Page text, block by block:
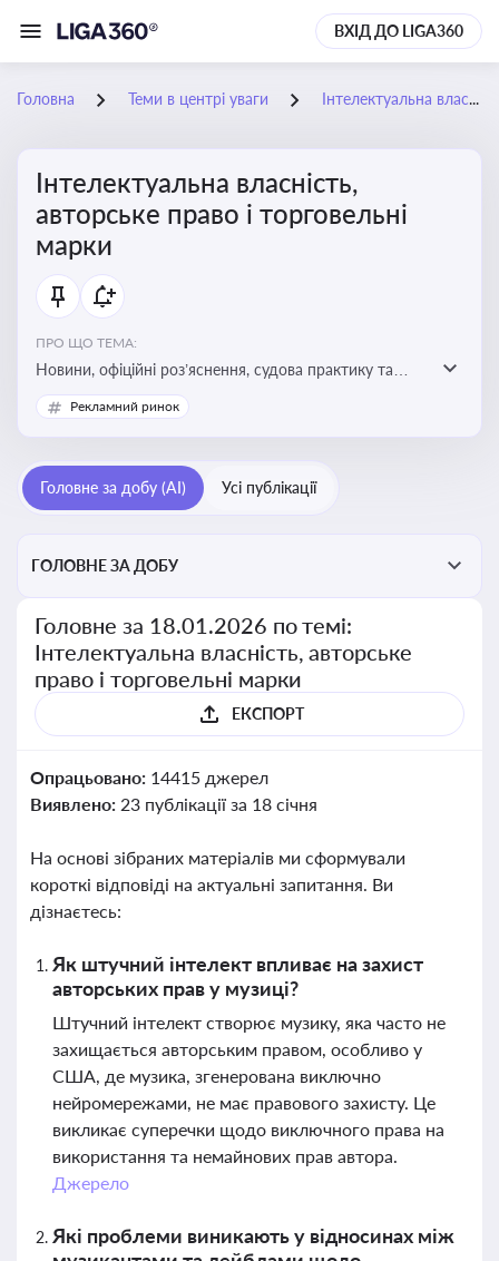
ВХІД ДО LIGA360
Головна Теми в центрі уваги Інтелектуальна власність, авторське право і торговельні марки
Інтелектуальна власність,
авторське право і торговельні
марки
ПРО ЩО ТЕМА:
Новини, офіційні роз’яснення, судова практику та
експертні матеріали, що стосуються авторського
права, реєстрації та захисту торговельних марок,
власності, а також змін у законодавстві у цій сфері
Рекламний ринок
Головне за добу (AI) Усі публікації
ГОЛОВНЕ ЗА ДОБУ
Головне за 18.01.2026 по темі:
Інтелектуальна власність, авторське
право і торговельні марки
ЕКСПОРТ
Опрацьовано: 14415 джерел
Виявлено: 23 публікації за 18 січня
На основі зібраних матеріалів ми сформували
короткі відповіді на актуальні запитання. Ви
дізнаєтесь:
Як штучний інтелект впливає на захист
авторських прав у музиці?
Штучний інтелект створює музику, яка часто не
захищається авторським правом, особливо у
США, де музика, згенерована виключно
нейромережами, не має правового захисту. Це
викликає суперечки щодо виключного права на
використання та немайнових прав автора.
Джерело
Які проблеми виникають у відносинах між